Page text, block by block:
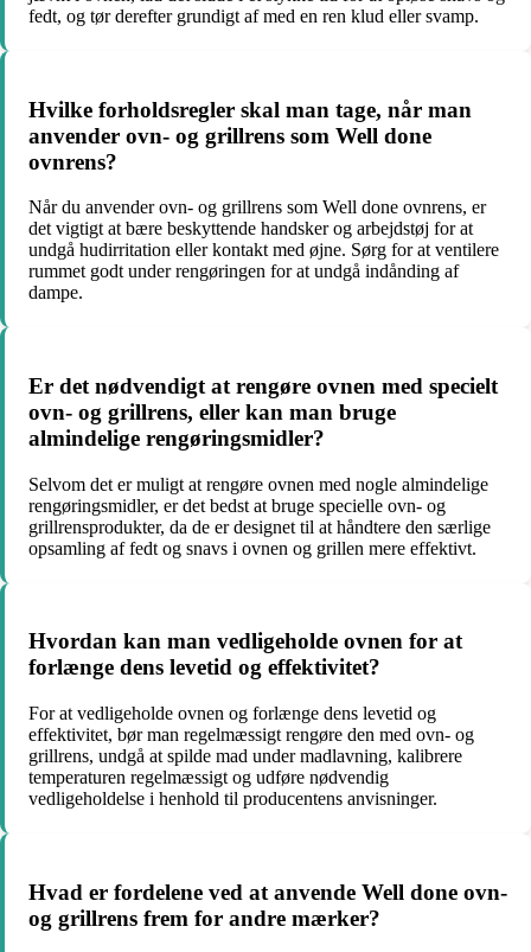
fedt, og tør derefter grundigt af med en ren klud eller svamp.
Hvilke forholdsregler skal man tage, når man
anvender ovn- og grillrens som Well done
ovnrens?
Når du anvender ovn- og grillrens som Well done ovnrens, er
det vigtigt at bære beskyttende handsker og arbejdstøj for at
undgå hudirritation eller kontakt med øjne. Sørg for at ventilere
rummet godt under rengøringen for at undgå indånding af
dampe.
Er det nødvendigt at rengøre ovnen med specielt
ovn- og grillrens, eller kan man bruge
almindelige rengøringsmidler?
Selvom det er muligt at rengøre ovnen med nogle almindelige
rengøringsmidler, er det bedst at bruge specielle ovn- og
grillrensprodukter, da de er designet til at håndtere den særlige
opsamling af fedt og snavs i ovnen og grillen mere effektivt.
Hvordan kan man vedligeholde ovnen for at
forlænge dens levetid og effektivitet?
For at vedligeholde ovnen og forlænge dens levetid og
effektivitet, bør man regelmæssigt rengøre den med ovn- og
grillrens, undgå at spilde mad under madlavning, kalibrere
temperaturen regelmæssigt og udføre nødvendig
vedligeholdelse i henhold til producentens anvisninger.
Hvad er fordelene ved at anvende Well done ovn-
og grillrens frem for andre mærker?